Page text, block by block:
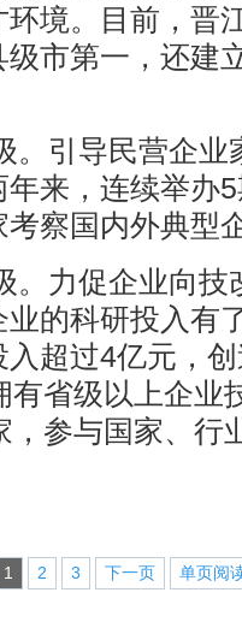
境。目前，晋
市第一，还建
。引导民营企业
来，连续举办
察国内外典型
。力促企业向技
的科研投入有
超过4亿元，
有省级以上企业
，参与国家、行
1 2 3 下一页 单页阅